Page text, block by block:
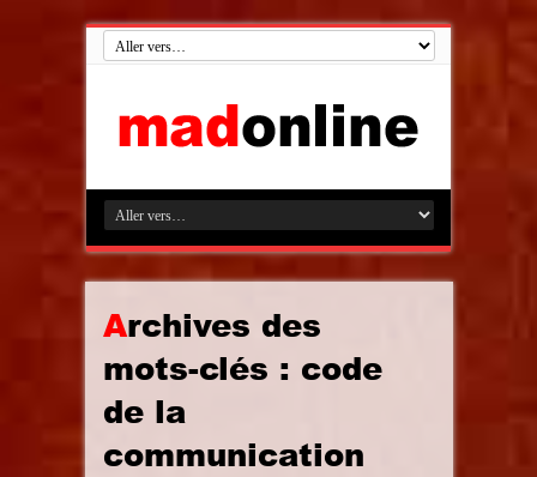
Archives des
mots-clés : code
de la
communication